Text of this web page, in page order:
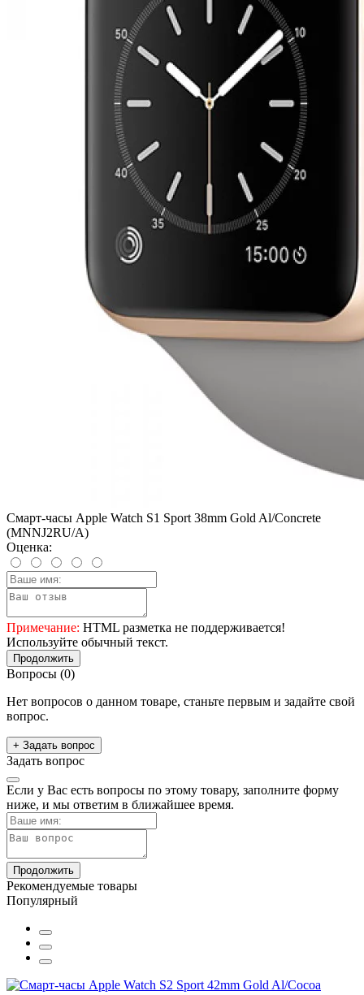
Смарт-часы Apple Watch S1 Sport 38mm Gold Al/Concrete
(MNNJ2RU/A)
Оценка:
Примечание: HTML разметка не поддерживается!
Используйте обычный текст.
Продолжить
Вопросы (0)
Нет вопросов о данном товаре, станьте первым и задайте свой
вопрос.
+ Задать вопрос
Задать вопрос
Если у Вас есть вопросы по этому товару, заполните форму
ниже, и мы ответим в ближайшее время.
Продолжить
Рекомендуемые товары
Популярный